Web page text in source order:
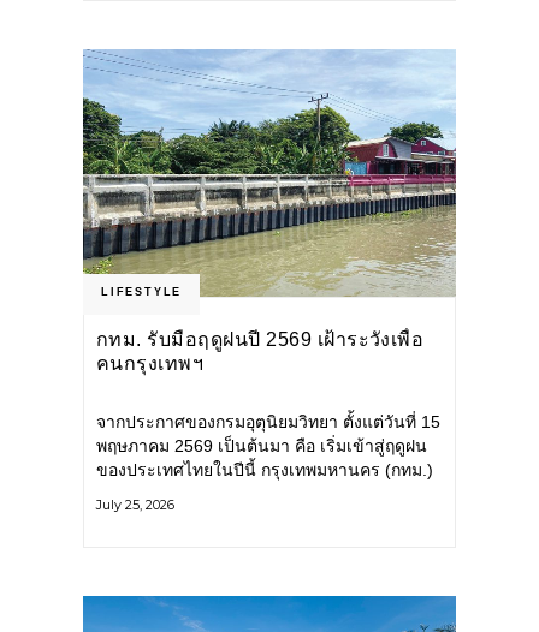
LIFESTYLE
กทม. รับมือฤดูฝนปี 2569 เฝ้าระวังเพื่อ
คนกรุงเทพฯ
จากประกาศของกรมอุตุนิยมวิทยา ตั้งแต่วันที่ 15
พฤษภาคม 2569 เป็นต้นมา คือ เริ่มเข้าสู่ฤดูฝน
ของประเทศไทยในปีนี้ กรุงเทพมหานคร (กทม.)
โครงสร้างพื้นฐาน
July 25, 2026